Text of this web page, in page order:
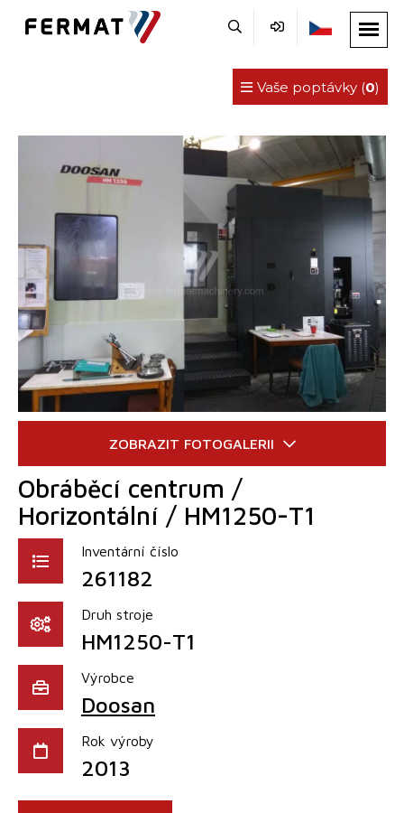
Vaše poptávky (0)
Obráběcí centrum /
Horizontální / HM1250-T1
Inventární číslo
261182
Druh stroje
HM1250-T1
Výrobce
Doosan
Rok výroby
2013